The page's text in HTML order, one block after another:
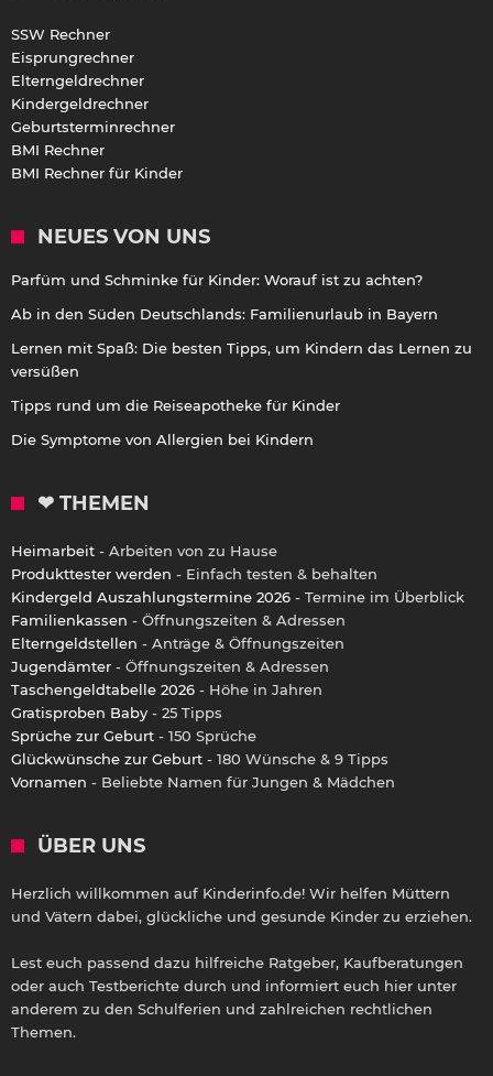
SSW Rechner
Eisprungrechner
Elterngeldrechner
Kindergeldrechner
Geburtsterminrechner
BMI Rechner
BMI Rechner für Kinder
NEUES VON UNS
Parfüm und Schminke für Kinder: Worauf ist zu achten?
Ab in den Süden Deutschlands: Familienurlaub in Bayern
Lernen mit Spaß: Die besten Tipps, um Kindern das Lernen zu
versüßen
Tipps rund um die Reiseapotheke für Kinder
Die Symptome von Allergien bei Kindern
❤ THEMEN
Heimarbeit - Arbeiten von zu Hause
Produkttester werden - Einfach testen & behalten
Kindergeld Auszahlungstermine 2026 - Termine im Überblick
Familienkassen - Öffnungszeiten & Adressen
Elterngeldstellen - Anträge & Öffnungszeiten
Jugendämter - Öffnungszeiten & Adressen
Taschengeldtabelle 2026 - Höhe in Jahren
Gratisproben Baby - 25 Tipps
Sprüche zur Geburt - 150 Sprüche
Glückwünsche zur Geburt - 180 Wünsche & 9 Tipps
Vornamen - Beliebte Namen für Jungen & Mädchen
ÜBER UNS
Herzlich willkommen auf Kinderinfo.de! Wir helfen Müttern
und Vätern dabei, glückliche und gesunde Kinder zu erziehen.
Lest euch passend dazu hilfreiche Ratgeber, Kaufberatungen
oder auch Testberichte durch und informiert euch hier unter
anderem zu den Schulferien und zahlreichen rechtlichen
Themen.